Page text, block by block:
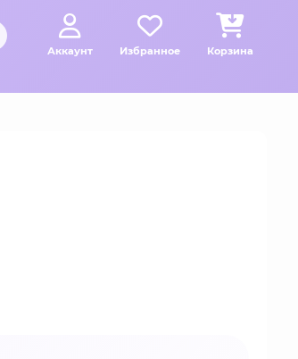
Аккаунт Избранное Корзина